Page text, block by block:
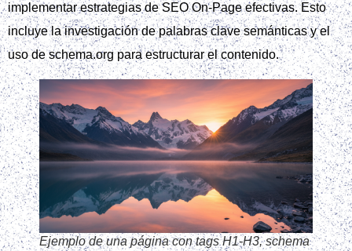
implementar estrategias de SEO On-Page efectivas. Esto
incluye la investigación de palabras clave semánticas y el
uso de schema.org para estructurar el contenido.
Ejemplo de una página con tags H1‑H3, schema